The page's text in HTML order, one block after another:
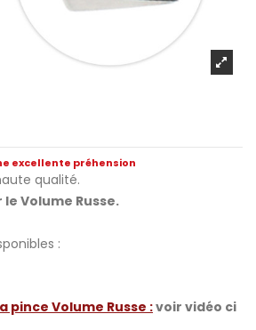
excellente préhension
qualité.
Volume Russe.
:
pince Volume Russe :voir vidéo ci